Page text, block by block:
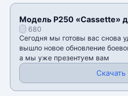
Модель P250 «Cassette»
680
Сегодня мы готовы вас снова
вышло новое обновление
а мы уже презентуем вам
Скачать